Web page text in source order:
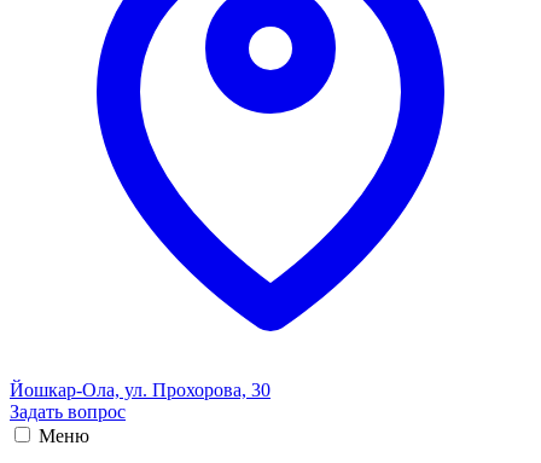
Йошкар-Ола, ул. Прохорова, 30
Задать вопрос
Меню